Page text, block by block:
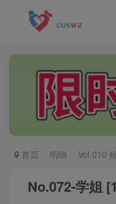
首页 明细 Vol.010
No.072-学姐